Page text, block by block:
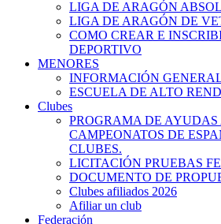
LIGA DE ARAGÓN
LIGA DE ARAGÓN DE
COMO CREAR E
DEPORTIVO
MENORES
INFORMACIÓN
ESCUELA DE ALTO
Clubes
PROGRAMA DE AYUDAS
CAMPEONATOS DE
CLUBES.
LICITACIÓN PRUEBAS
DOCUMENTO DE
Clubes afiliados 2026
Afiliar un club
Federación